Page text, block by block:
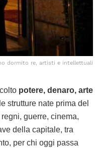
dormito re, artisti e intellettuali
potere, denaro, arte
strutture nate prima del
guerre, cinema,
della capitale, tra
per chi oggi passa